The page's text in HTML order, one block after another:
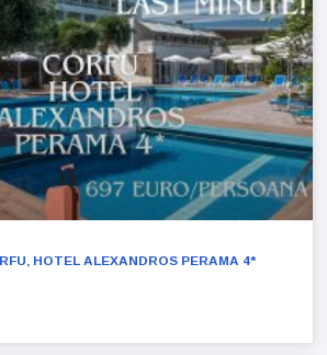
HOTEL ALEXANDROS PERAMA 4*